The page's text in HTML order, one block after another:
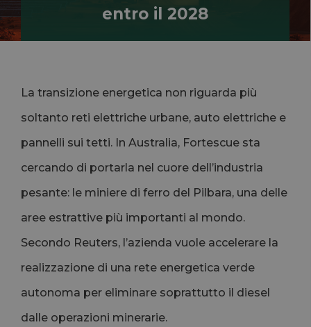
entro il 2028
La transizione energetica non riguarda più
soltanto reti elettriche urbane, auto elettriche e
pannelli sui tetti. In Australia, Fortescue sta
cercando di portarla nel cuore dell’industria
pesante: le miniere di ferro del Pilbara, una delle
aree estrattive più importanti al mondo.
Secondo Reuters, l’azienda vuole accelerare la
realizzazione di una rete energetica verde
autonoma per eliminare soprattutto il diesel
dalle operazioni minerarie.